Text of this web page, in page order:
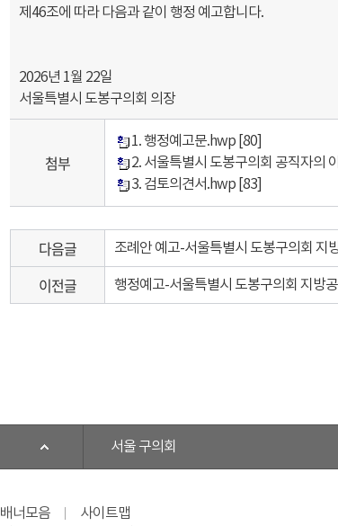
제46조에 따라 다음과 같이 행정 예고합니다.
2026년 1월 22일
서울특별시 도봉구의회 의장
첨부
1. 행정예고문.hwp [80]
2. 서울특별시 도봉구의회 공직자의
3. 검토의견서.hwp [83]
다음글 조례안 예고-서울특별시 도봉구의회 지
이전글 행정예고-서울특별시 도봉구의회 지방
서울 구의회
배너모음
사이트맵